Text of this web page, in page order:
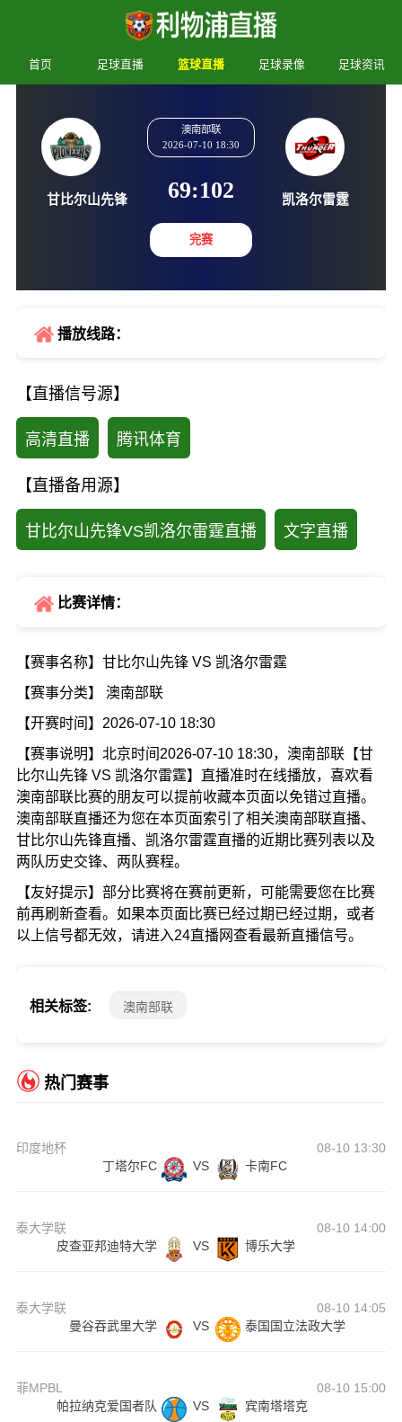
首页 足球直播 篮球直播 足球录像 足球资讯
甘比尔山先锋
澳南部联
69:102
完赛
播放线路：
【直播信号源】
高清直播 腾讯体育
【直播备用源】
甘比尔山先锋VS凯洛尔雷霆直播 文字直播
比赛详情：
【赛事名称】甘比尔山先锋 VS 凯洛尔雷霆
【赛事分类】 澳南部联
【开赛时间】2026-07-10 18:30
【赛事说明】北京时间2026-07-10 18:30，澳南部联【甘
比尔山先锋 VS 凯洛尔雷霆】直播准时在线播放，喜欢看
澳南部联比赛的朋友可以提前收藏本页面以免错过直播。
澳南部联直播还为您在本页面索引了相关澳南部联直播、
甘比尔山先锋直播、凯洛尔雷霆直播的近期比赛列表以及
两队历史交锋、两队赛程。
【友好提示】部分比赛将在赛前更新，可能需要您在比赛
前再刷新查看。如果本页面比赛已经过期已经过期，或者
以上信号都无效，请进入24直播网查看最新直播信号。
相关标签: 澳南部联
热门赛事
印度地杯
08-10 13:30
丁塔尔FC
VS 卡南FC
泰大学联
08-10 14:00
皮查亚邦迪特大学
VS 博乐大学
泰大学联
08-10 14:05
曼谷吞武里大学
VS 泰国国立法政大学
菲MPBL
08-10 15:00
帕拉纳克爱国者队
VS 宾南塔塔克